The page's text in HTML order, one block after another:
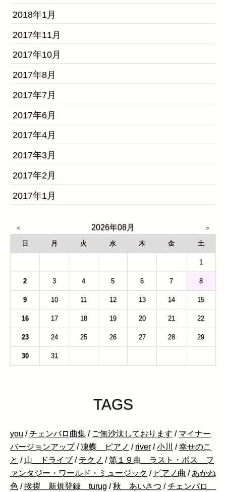
2018年1月
2017年11月
2017年10月
2017年8月
2017年7月
2017年6月
2017年4月
2017年3月
2017年2月
2017年1月
2026年08月
日 月 火 水 木 金 土
1
2 3 4 5 6 7 8
9 10 11 12 13 14 15
16 17 18 19 20 21 22
23 24 25 26 27 28 29
30 31
TAGS
you /チェンバロ曲集 / ご無沙汰しております / マイナー
バージョンアップ /凍蝶 ピアノ / river /小川 /幸せのこ
と / 山 ドライブ / テクノ /第１９曲 ラスト・ボス フ
ァンタジー・ワールド・ミュージック / ピアノ曲 / あかね
色 /挨拶 新規登録 turug /秋 あいさつ /チェンバロ